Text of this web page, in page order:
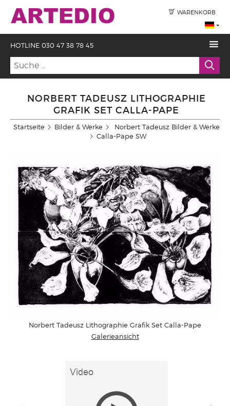
WARENKORB
HOTLINE 030 47 38 78 45
NORBERT TADEUSZ LITHOGRAPHIE
GRAFIK SET CALLA-PAPE
Startseite Bilder & Werke
Norbert Tadeusz Bilder & Werke
Calla-Pape SW
Norbert Tadeusz Lithographie Grafik Set Calla-Pape
Galerieansicht